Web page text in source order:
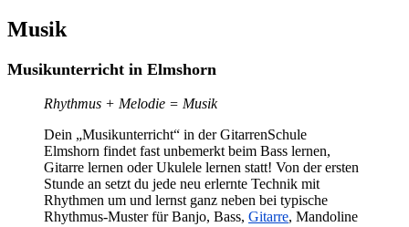
Musik
Musikunterricht in Elmshorn
Rhythmus + Melodie = Musik
Dein „Musikunterricht“ in der GitarrenSchule
Elmshorn findet fast unbemerkt beim Bass lernen,
Gitarre lernen oder Ukulele lernen statt! Von der ersten
Stunde an setzt du jede neu erlernte Technik mit
Rhythmen um und lernst ganz neben bei typische
Rhythmus-Muster für Banjo, Bass, Gitarre, Mandoline